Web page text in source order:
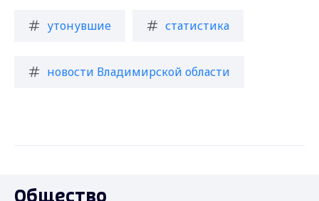
утонувшие статистика
новости Владимирской области
Общество